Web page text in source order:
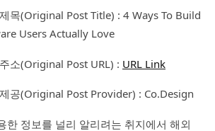
목(Original Post Title) : 4 Ways To Build
Users Actually Love
소(Original Post URL) : URL Link
공(Original Post Provider) : Co.Design
한 정보를 널리 알리려는 취지에서 해외